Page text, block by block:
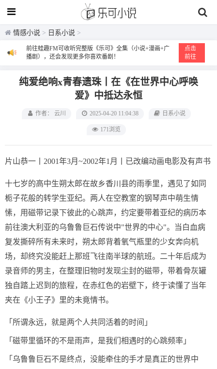
情感小说 > 日系小说 >
前往蛙趣FM可收听完整版《乐可》全集（小说+漫画+广
播剧），还会发现更多你喜欢番剧！
点击
前往
纯爱绝响x青春遗珠丨在《在世界中心呼唤
爱》中抵达永恒
作者： 云川 2025-04-20 11:04:38 日系小说
171浏览
片山恭一丨2001年3月~2002年1月丨已改编动画电影及有声书
十七岁的高中生朔太郎在故乡香川县的雨季里，遇见了如同
栀子花般的转学生亚纪。两人在空教室的钢琴声中萌生情
愫，用磁带记录下彼此的心跳声，约定要带着亚纪的病历本
前往澳大利亚的乌鲁鲁巨石传说中"世界的中心"。当白血病
复发撕碎所有未来时，朔太郎背着氧气瓶里的少女奔向机
场，却终究没能赶上那班飞往南半球的航班。二十年后成为
录音师的男主，在整理旧物时发现尘封的磁带，带着骨灰罐
独自踏上迟到的旅程，在赤红色的岩壁下，终于读懂了当年
夹在《小王子》里的未竟情书。
「所谓永远，就是两个人共同活着的时间」
「磁带里循环的不是雨声，是我们相遇时的心跳频率」
「乌鲁鲁巨石不是终点，没能牵住的手才是真正的世界中